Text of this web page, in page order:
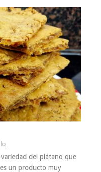
del plátano que
un producto muy